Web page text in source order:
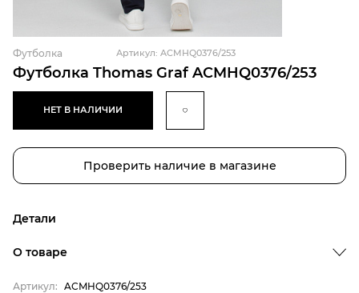
Футболка Thomas Graf ACMHQ0376/253
Футболка Артикул: ACMHQ0376/253
НЕТ В НАЛИЧИИ
Проверить наличие в магазине
Детали
О товаре
Артикул: ACMHQ0376/253